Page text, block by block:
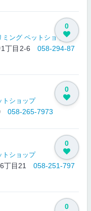
ミング ペットショップ
1丁目2-6 058-294-87
0
トショップ
058-265-7973
0
トショップ
丁目21 058-251-797
0
0